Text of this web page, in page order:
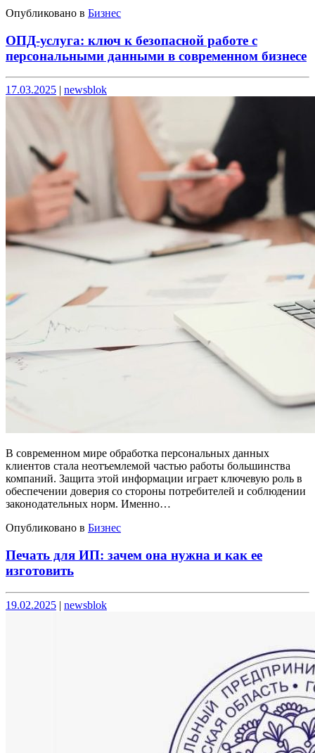
Опубликовано в Бизнес
ОПД-услуга: ключ к безопасной работе с
персональными данными в современном бизнесе
Опубликовано
17.03.2025 | Опубликовано
newsblok
В современном мире обработка персональных данных
клиентов стала неотъемлемой частью работы большинства
компаний. Защита этой информации играет ключевую роль в
обеспечении доверия со стороны потребителей и соблюдении
законодательных норм. Именно…
Опубликовано в Бизнес
Печать для ИП: зачем она нужна и как ее
изготовить
Опубликовано
19.02.2025 | Опубликовано
newsblok